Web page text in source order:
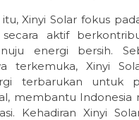
Xinyi Solar fokus
aktif
energi bersih.
terkemuka, Xinyi
terbarukan untuk
membantu Indonesia
Kehadiran Xinyi